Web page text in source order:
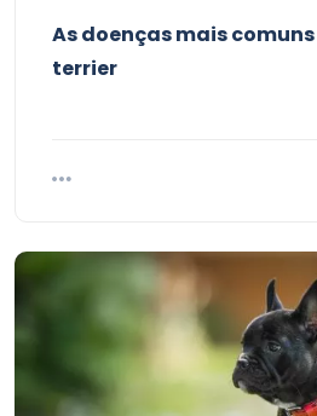
As doenças mais
terrier